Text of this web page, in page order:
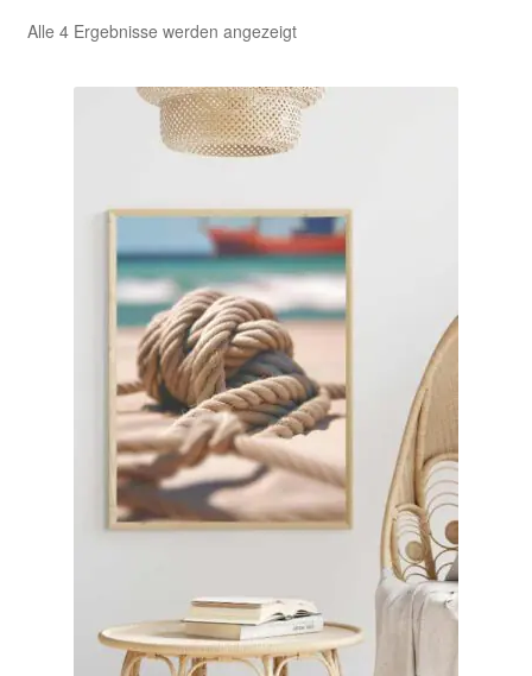
Digitale Lebenspostkarten
Gutscheine und Aktionen
Impressum
Richtlinie für Rückerstattungen und Rückgaben
Über Wohlzeit
Versandarten
Widerrufsbelehrung
Alle 4 Ergebnisse werden angezeigtNach
sortiert